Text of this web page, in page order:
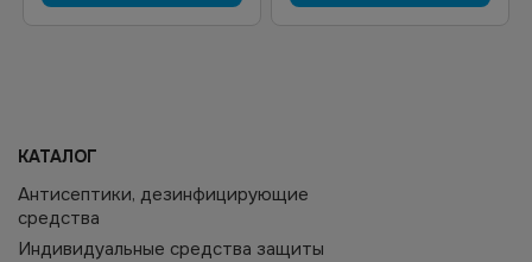
КАТАЛОГ
Антисептики, дезинфицирующие
средства
Индивидуальные средства защиты